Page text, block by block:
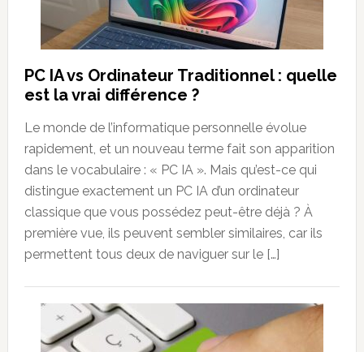
PC IA vs Ordinateur Traditionnel : quelle
est la vrai différence ?
Le monde de l’informatique personnelle évolue
rapidement, et un nouveau terme fait son apparition
dans le vocabulaire : « PC IA ». Mais qu’est-ce qui
distingue exactement un PC IA d’un ordinateur
classique que vous possédez peut-être déjà ? À
première vue, ils peuvent sembler similaires, car ils
permettent tous deux de naviguer sur le […]